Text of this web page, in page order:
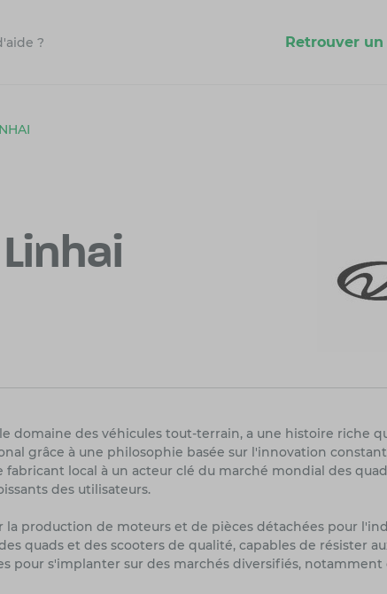
? Retrouver un
domaine des véhicules tout-terrain, a une histoire riche
grâce à une philosophie basée sur l'innovation
local à un acteur clé du marché mondial des
des utilisateurs.
production de moteurs et de pièces détachées pour
quads et des scooters de qualité, capables de résister
pour s'implanter sur des marchés diversifiés,